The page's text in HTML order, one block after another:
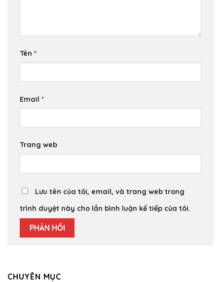
Tên *
Email *
Trang web
Lưu tên của tôi, email, và trang web trong
trình duyệt này cho lần bình luận kế tiếp của tôi.
CHUYÊN MỤC